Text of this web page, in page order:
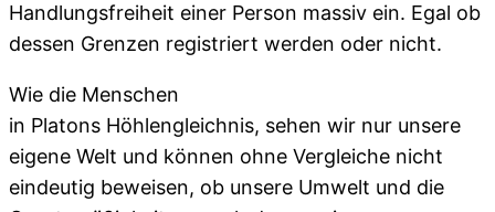
Handlungsfreiheit einer Person massiv ein. Egal ob
dessen Grenzen registriert werden oder nicht.
Wie die Menschen
in Platons Höhlengleichnis, sehen wir nur unsere
eigene Welt und können ohne Vergleiche nicht
eindeutig beweisen, ob unsere Umwelt und die